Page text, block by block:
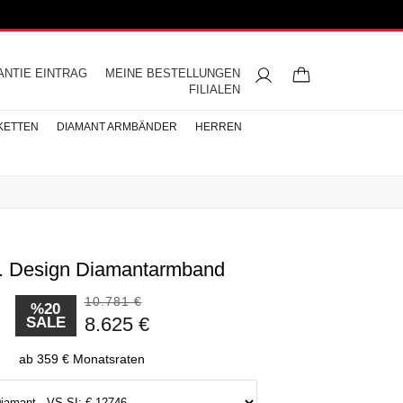
MEINE BESTELLUNGEN
EINTRAG
FILIALEN
Eheringe
Halbmemoire
Diamantringe
Perlen Ohrringe
Buchstaben Halskette
DIAMANT ARMBÄNDER HERREN
Herren Halsketten
Design Diamantarmband
%20
SALE
10.781 €
8.625 €
ab 359 € Monatsraten